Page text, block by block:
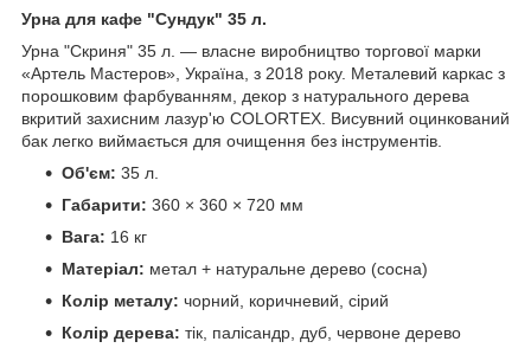
Урна для кафе "Сундук" 35 л.
Урна "Скриня" 35 л. — власне виробництво торгової марки
«Артель Мастеров», Україна, з 2018 року. Металевий каркас з
порошковим фарбуванням, декор з натурального дерева
вкритий захисним лазур'ю COLORTEX. Висувний оцинкований
бак легко виймається для очищення без інструментів.
Об'єм: 35 л.
Габарити: 360 × 360 × 720 мм
Вага: 16 кг
Матеріал: метал + натуральне дерево (сосна)
Колір металу: чорний, коричневий, сірий
Колір дерева: тік, палісандр, дуб, червоне дерево